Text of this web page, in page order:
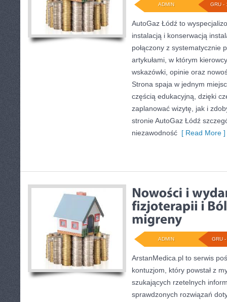
GRU -
ADMIN
AutoGaz Łódź to
instalacją i konserwacją
połączony z systematycznie
artykułami, w którym
wskazówki, opinie oraz
Strona spaja w jednym
częścią edukacyjną, dzięki
zaplanować wizytę, jak i
stronie AutoGaz Łódź
niezawodność [ Read More ]
GRU
ADMIN
ArstanMedica.pl to serwis
kontuzjom, który powstał z
szukających rzetelnych
sprawdzonych rozwiązań